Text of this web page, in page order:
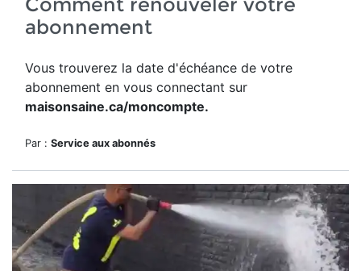
abonnement
Vous trouverez la date d'échéance de votre
abonnement en vous connectant sur
maisonsaine.ca/moncompte.
Par : Service aux abonnés